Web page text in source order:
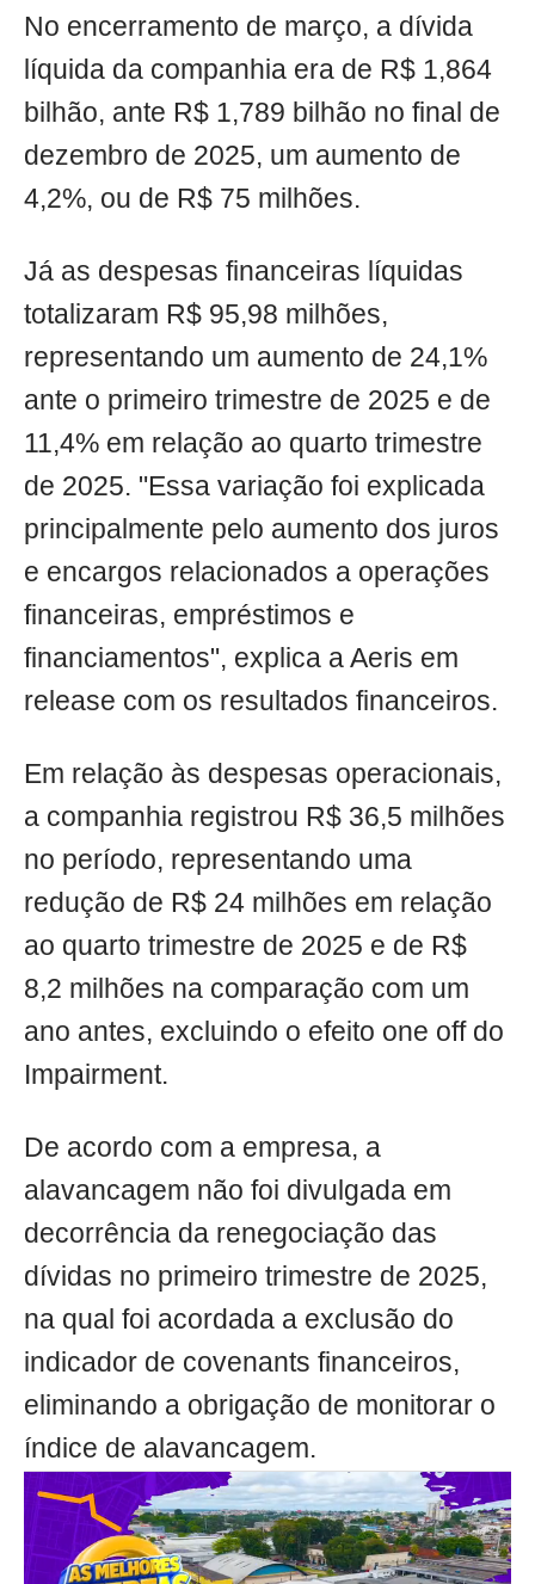
No encerramento de março, a dívida
líquida da companhia era de R$ 1,864
bilhão, ante R$ 1,789 bilhão no final de
dezembro de 2025, um aumento de
4,2%, ou de R$ 75 milhões.
Já as despesas financeiras líquidas
totalizaram R$ 95,98 milhões,
representando um aumento de 24,1%
ante o primeiro trimestre de 2025 e de
11,4% em relação ao quarto trimestre
de 2025. "Essa variação foi explicada
principalmente pelo aumento dos juros
e encargos relacionados a operações
financeiras, empréstimos e
financiamentos", explica a Aeris em
release com os resultados financeiros.
Em relação às despesas operacionais,
a companhia registrou R$ 36,5 milhões
no período, representando uma
redução de R$ 24 milhões em relação
ao quarto trimestre de 2025 e de R$
8,2 milhões na comparação com um
ano antes, excluindo o efeito one off do
Impairment.
De acordo com a empresa, a
alavancagem não foi divulgada em
decorrência da renegociação das
dívidas no primeiro trimestre de 2025,
na qual foi acordada a exclusão do
indicador de covenants financeiros,
eliminando a obrigação de monitorar o
índice de alavancagem.